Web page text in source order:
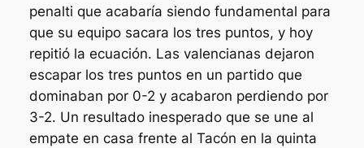
penalti que acabaría siendo fundamental para
que su equipo sacara los tres puntos, y hoy
repitió la ecuación. Las valencianas dejaron
escapar los tres puntos en un partido que
dominaban por 0-2 y acabaron perdiendo por
3-2. Un resultado inesperado que se une al
empate en casa frente al Tacón en la quinta